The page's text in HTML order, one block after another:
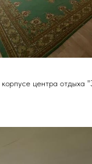
центра отдыха